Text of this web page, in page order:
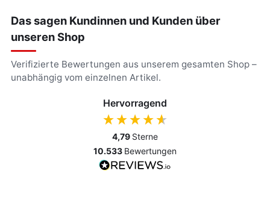
Das sagen Kundinnen und Kunden über
unseren Shop
Verifizierte Bewertungen aus unserem gesamten Shop –
unabhängig vom einzelnen Artikel.
Hervorragend
4,79 Sterne
10.533 Bewertungen